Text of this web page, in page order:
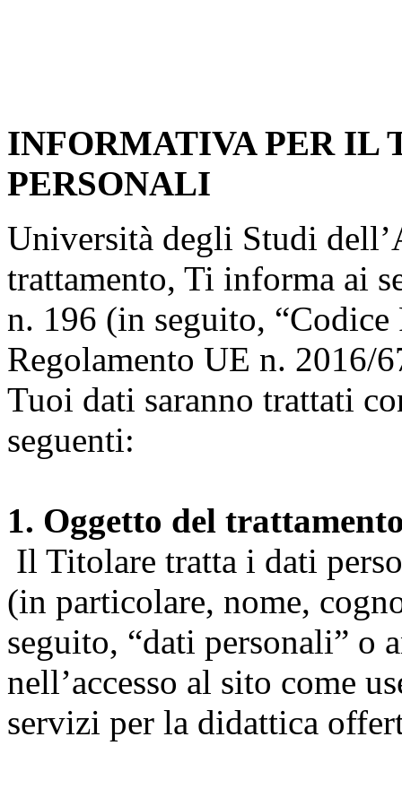
INFORMATIVA PER IL
PERSONALI
Università degli Studi
trattamento, Ti informa ai
n. 196 (in seguito, “Codice
Regolamento UE n. 2016/
Tuoi dati saranno trattati
seguenti:
1. Oggetto del
Il Titolare tratta i dati
(in particolare, nome,
seguito, “dati personali” o
nell’accesso al sito come
servizi per la didattica